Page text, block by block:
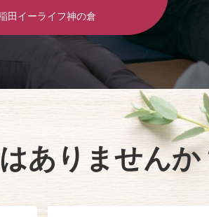
田イーライフ神の倉
はありませんか